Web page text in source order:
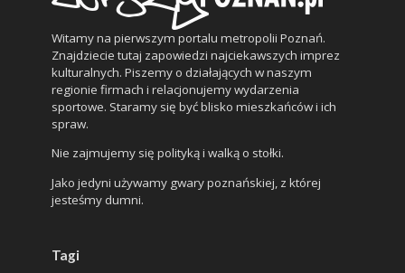
Witamy na pierwszym portalu metropolii Poznań.
Znajdziecie tutaj zapowiedzi najciekawszych imprez
kulturalnych. Piszemy o działających w naszym
regionie firmach i relacjonujemy wydarzenia
sportowe. Staramy się być blisko mieszkańców i ich
spraw.
Nie zajmujemy się polityką i walką o stołki.
Jako jedyni używamy gwary poznańskiej, z której
jesteśmy dumni.
Tagi